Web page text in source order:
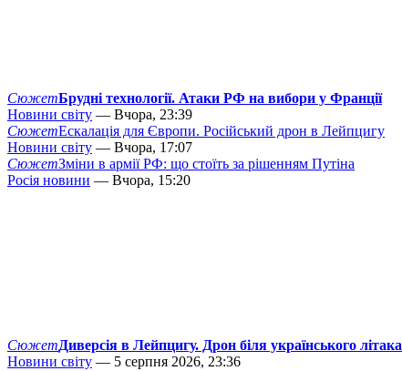
СюжетБрудні технології. Атаки РФ на вибори у Франції
Новини світу — Вчора, 23:39
СюжетЕскалація для Європи. Російський дрон в Лейпцигу
Новини світу — Вчора, 17:07
СюжетЗміни в армії РФ: що стоїть за рішенням Путіна
Росія новини — Вчора, 15:20
СюжетДиверсія в Лейпцигу. Дрон біля українського літака
Новини світу — 5 серпня 2026, 23:36